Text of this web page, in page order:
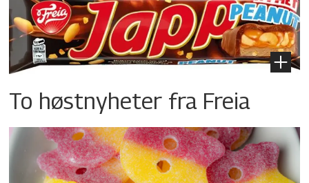
To høstnyheter fra Freia